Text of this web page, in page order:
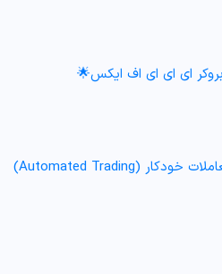
ای ای ای اف ایکس🌟
🔦آموزش معاملات خودکار (Automated Trading)